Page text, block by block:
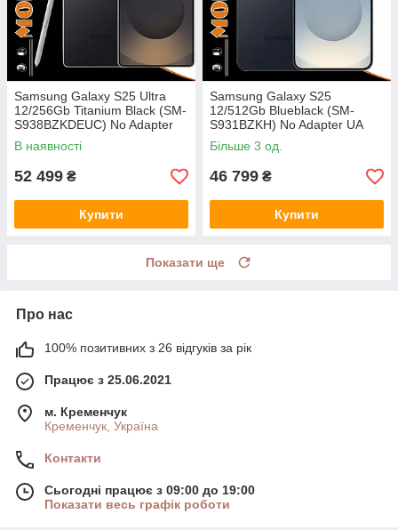
Samsung Galaxy S25 Ultra
12/256Gb Titanium Black (SM-
S938BZKDEUC) No Adapter
UA UCRF
В наявності
52 499 ₴
Купити
Samsung Galaxy S25
12/512Gb Blueblack (SM-
S931BZKH) No Adapter UA
UCRF
Більше 3 од.
46 799 ₴
Купити
Показати ще
Про нас
100% позитивних з 26 відгуків за рік
Працює з 25.06.2021
м. Кременчук
Кременчук, Україна
Контакти
Сьогодні працює з 09:00 до 19:00
Показати весь графік роботи